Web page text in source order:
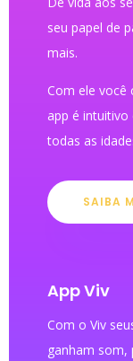
seu papel de
mais.
Com ele você
app é intuitivo
todas as
SAIBA
App Viv
Com o Viv
ganham